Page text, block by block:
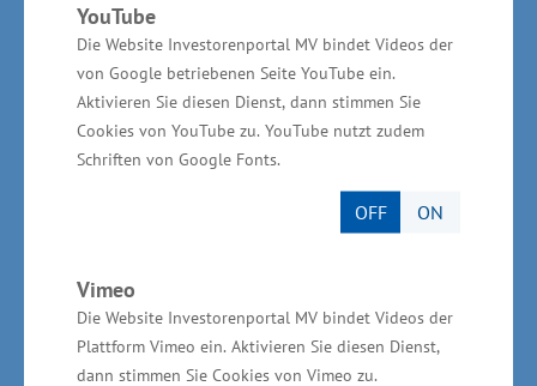
YouTube
Die Website Investorenportal MV bindet Videos der
von Google betriebenen Seite YouTube ein.
Aktivieren Sie diesen Dienst, dann stimmen Sie
Cookies von YouTube zu. YouTube nutzt zudem
Schriften von Google Fonts.
OFF ON
Vimeo
Die Website Investorenportal MV bindet Videos der
Plattform Vimeo ein. Aktivieren Sie diesen Dienst,
dann stimmen Sie Cookies von Vimeo zu.
Es ist ein zentrales Anliegen der
Landesregierung, mit innova­tiver Industrie- und
Wirtschaftspolitik, fördernder Technologie­
politik und eine vorausschauende
Fachkräftepolitik die Wett­bewerbsfähigkeit und
Wirtschaftskraft der mittelständisch geprägten
zu stärken, gute Arbeitsplätze zu sichern und
neue zu schaffen. Die Landesregierung
unterstützt das Vorhaben mit Mitteln aus dem